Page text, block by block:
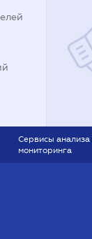
Сервисы анализа
мониторинга